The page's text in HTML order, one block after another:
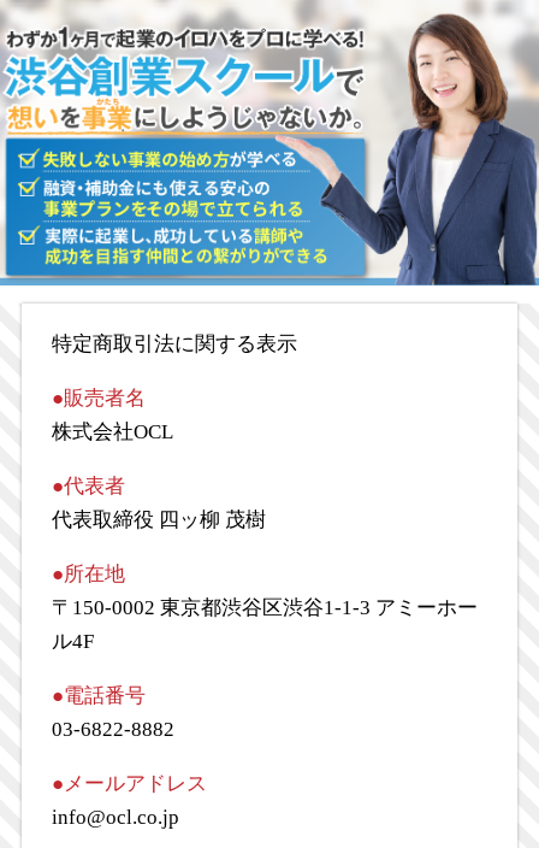
特定商取引法に関する表示
●販売者名
株式会社OCL
●代表者
代表取締役 四ッ柳 茂樹
●所在地
〒150-0002 東京都渋谷区渋谷1-1-3 アミーホー
ル4F
●電話番号
03-6822-8882
●メールアドレス
info@ocl.co.jp